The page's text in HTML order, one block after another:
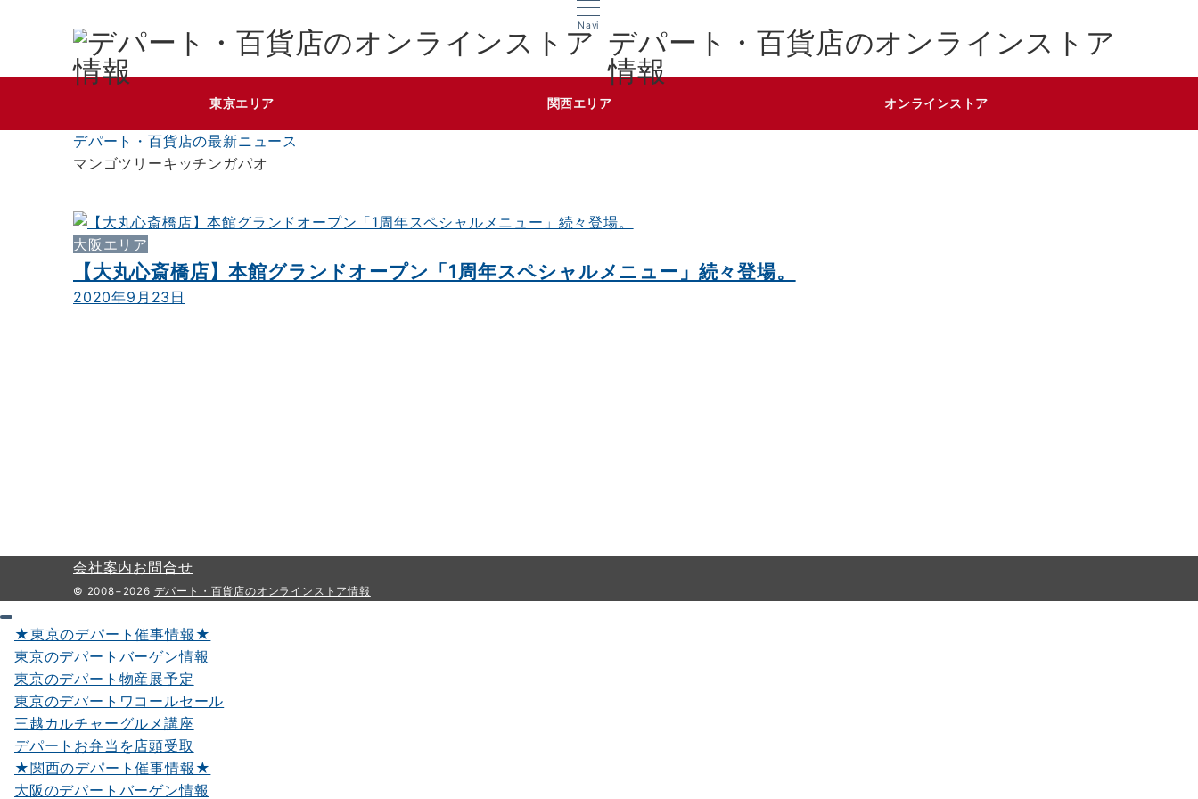
Navi
デパート・百貨店のオンラインストア
情報
東京エリア 関西エリア オンラインストア
デパート・百貨店の最新ニュース
マンゴツリーキッチンガパオ
大阪エリア
【大丸心斎橋店】本館グランドオープン「1周年スペシャルメニュー」続々登場。
2020年9月23日
会社案内お問合せ
© 2008−2026 デパート・百貨店のオンラインストア情報
★東京のデパート催事情報★
東京のデパートバーゲン情報
東京のデパート物産展予定
東京のデパートワコールセール
三越カルチャーグルメ講座
デパートお弁当を店頭受取
★関西のデパート催事情報★
大阪のデパートバーゲン情報